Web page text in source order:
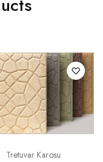
Tretuvar Karosu